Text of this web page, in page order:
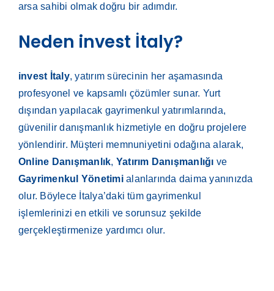
arsa sahibi olmak doğru bir adımdır.
Neden invest İtaly?
invest İtaly, yatırım sürecinin her aşamasında
profesyonel ve kapsamlı çözümler sunar. Yurt
dışından yapılacak gayrimenkul yatırımlarında,
güvenilir danışmanlık hizmetiyle en doğru projelere
yönlendirir. Müşteri memnuniyetini odağına alarak,
Online Danışmanlık, Yatırım Danışmanlığı ve
Gayrimenkul Yönetimialanlarında daima yanınızda
olur. Böylece İtalya’daki tüm gayrimenkul
işlemlerinizi en etkili ve sorunsuz şekilde
gerçekleştirmenize yardımcı olur.